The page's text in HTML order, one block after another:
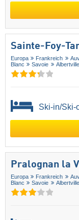
Sainte-Foy-
Europa Frankreich
Blanc
Savoie Albertville
Ski-in/Ski-
Pralognan la
Europa Frankreich
Blanc
Savoie Albertville